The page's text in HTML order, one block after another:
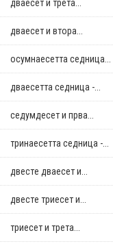
дваесет и трета...
дваесет и втора...
осумнaесетта седница...
дваесетта седница -...
седумдесет и прва...
тринаесетта седница -...
двестe дваесет и...
двестe триесет и...
триесет и трета...